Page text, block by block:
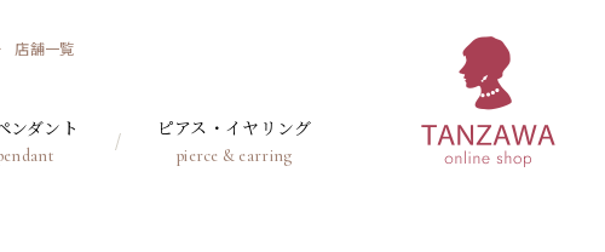
店舗一覧
ンダント ピアス・イヤリング
pierce & earring